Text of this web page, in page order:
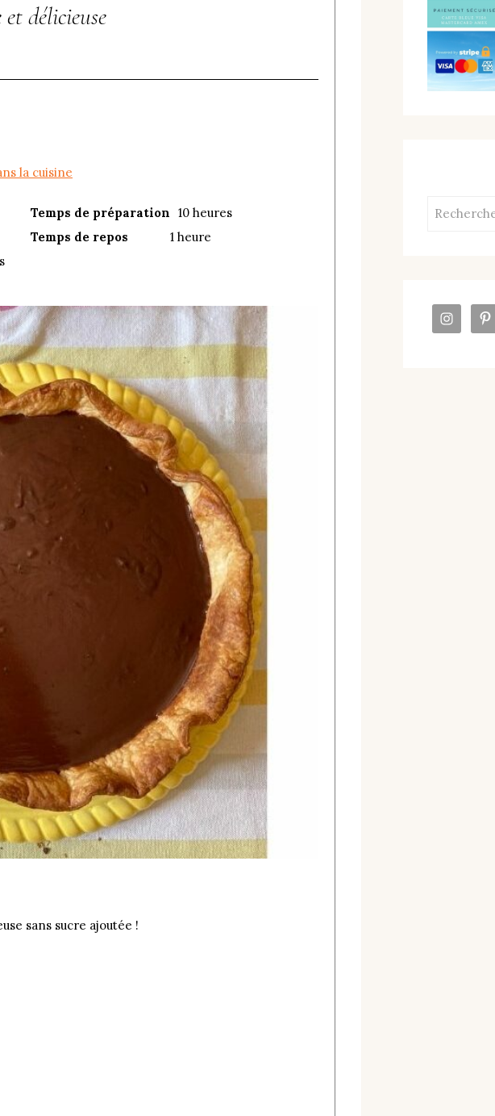
délicieuse
la cuisine
Temps de préparation
10 heures
Temps de repos
1 heure
sans sucre ajoutée !
Rechercher :